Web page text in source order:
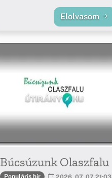
Elolvasom
Búcsúzunk Olaszfalu